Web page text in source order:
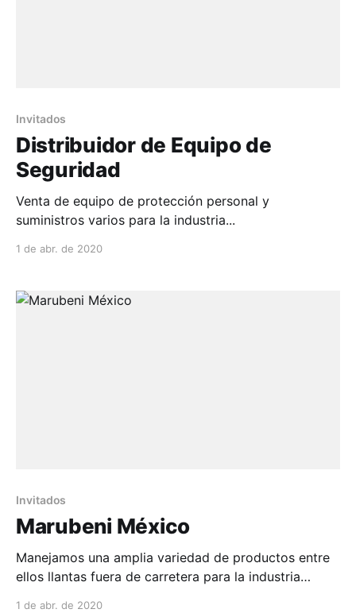
Invitados
Distribuidor de Equipo de
Seguridad
Venta de equipo de protección personal y
suministros varios para la industria...
1 de abr. de 2020
Invitados
Marubeni México
Manejamos una amplia variedad de productos entre
ellos llantas fuera de carretera para la industria
1 de abr. de 2020